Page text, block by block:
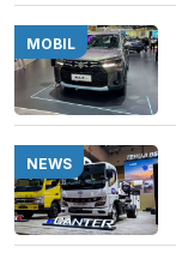
MOBIL
NEWS